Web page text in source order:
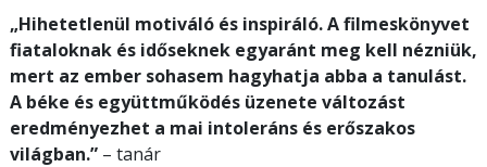
„Hihetetlenül motiváló és inspiráló. A filmeskönyvet
fiataloknak és időseknek egyaránt meg kell nézniük,
mert az ember sohasem hagyhatja abba a tanulást.
A béke és együttműködés üzenete változást
eredményezhet a mai intoleráns és erőszakos
világban.” – tanár